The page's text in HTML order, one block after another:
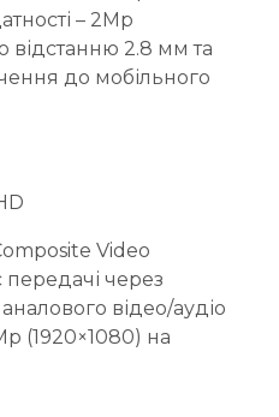
– 2Mp
відстанню 2.8 мм та
до мобільного
Video
передачі через
відео/аудіо
(1920×1080) на